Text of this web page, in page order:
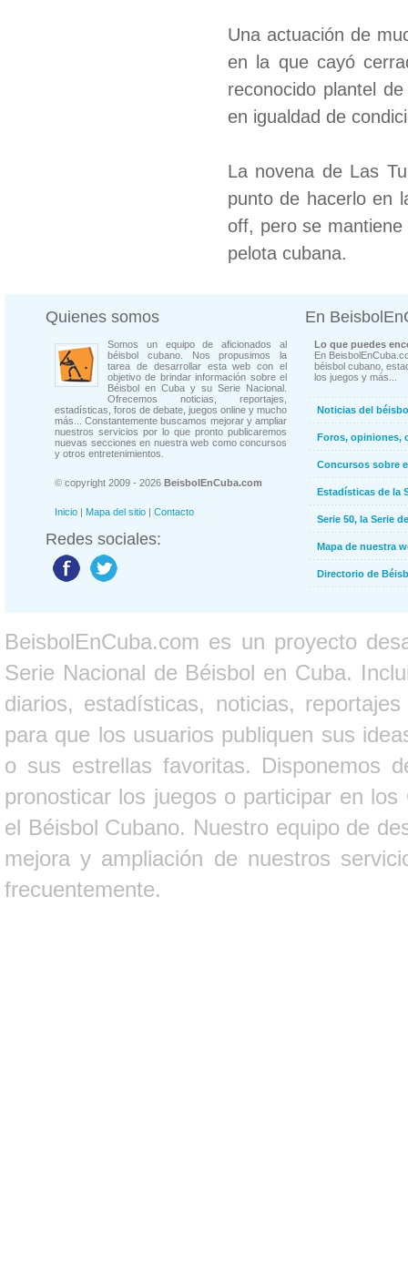
Una actuación de
en la que cayó
reconocido plantel
en igualdad de
La novena de Las
punto de hacerlo en
off, pero se
pelota cubana.
Quienes somos
Somos un equipo de aficionados al
béisbol cubano. Nos propusimos la
tarea de desarrollar esta web con el
objetivo de brindar información sobre el
Béisbol en Cuba y su Serie Nacional.
Ofrecemos noticias, reportajes,
estadísticas, foros de debate, juegos online y mucho
más... Constantemente buscamos mejorar y ampliar
nuestros servicios por lo que pronto publicaremos
nuevas secciones en nuestra web como concursos
y otros entretenimientos.
© copyright 2009 - 2026 BeisbolEnCuba.com
Inicio | Mapa del sitio | Contacto
Redes sociales:
En
Lo que puedes
En
béisbol cubano,
los juegos y más...
Noticias del
Foros, opiniones,
Concursos sobre
Estadísticas de la
Serie 50, la Serie
Mapa de nuestra
Directorio de
BeisbolEnCuba.com es un proyecto
Serie Nacional de Béisbol en Cuba.
diarios, estadísticas, noticias,
para que los usuarios publiquen sus
o sus estrellas favoritas. Disponemos
pronosticar los juegos o participar en
el Béisbol Cubano. Nuestro equipo de
mejora y ampliación de nuestros
frecuentemente.